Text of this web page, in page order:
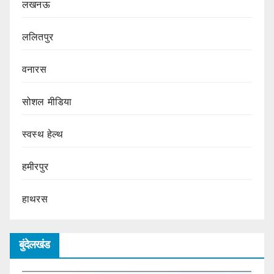
लखनऊ
ललितपुर
वनारस
सोशल मीडिया
स्वस्थ हेल्थ
हमीरपुर
हाथरस
बुंदेलखंड